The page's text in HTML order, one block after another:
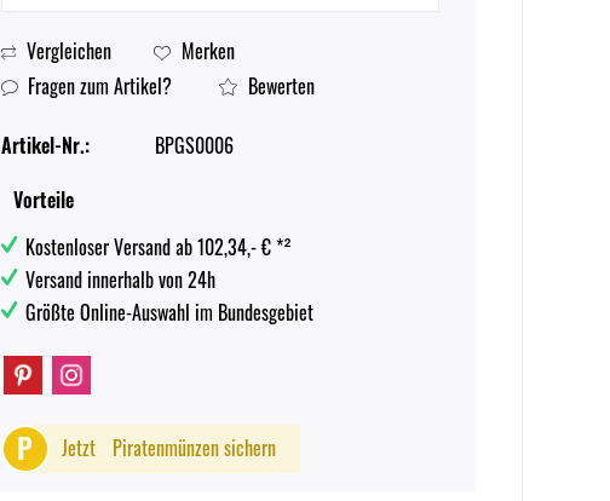
Vergleichen
Merken
Fragen zum Artikel?
Bewerten
Artikel-Nr.:
BPGS0006
Vorteile
Kostenloser Versand ab 102,34,- € *²
Versand innerhalb von 24h
Größte Online-Auswahl im Bundesgebiet
P Jetzt Piratenmünzen sichern